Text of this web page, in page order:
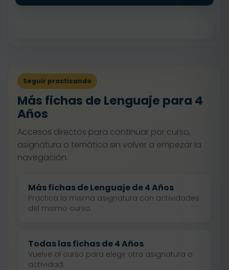
Seguir practicando
Más fichas de Lenguaje para 4
Años
Accesos directos para continuar por curso,
asignatura o temática sin volver a empezar la
navegación.
Más fichas de Lenguaje de 4 Años
Practica la misma asignatura con actividades
del mismo curso.
Todas las fichas de 4 Años
Vuelve al curso para elegir otra asignatura o
actividad.